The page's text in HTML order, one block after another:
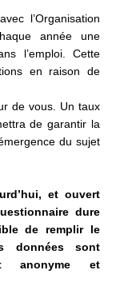
l’Organisation
année une
l’emploi. Cette
en raison de
de vous. Un taux
de garantir la
du sujet
et ouvert
dure
de remplir le
données sont
anonyme et